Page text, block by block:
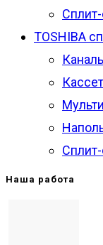
TOSHIBA
Наша работа